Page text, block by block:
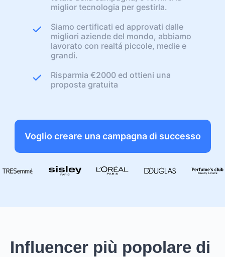
miglior tecnologia per gestirla.
Siamo certificati ed approvati dalle
migliori aziende del mondo, abbiamo
lavorato con realtá piccole, medie e
grandi.
Risparmia €2000 ed ottieni una
proposta gratuita
Voglio creare una campagna di successo
Influencer più popolare di